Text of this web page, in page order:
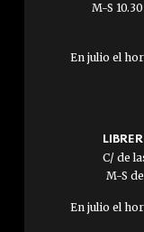
M-S
En julio el
C/ de
M-S
En julio el